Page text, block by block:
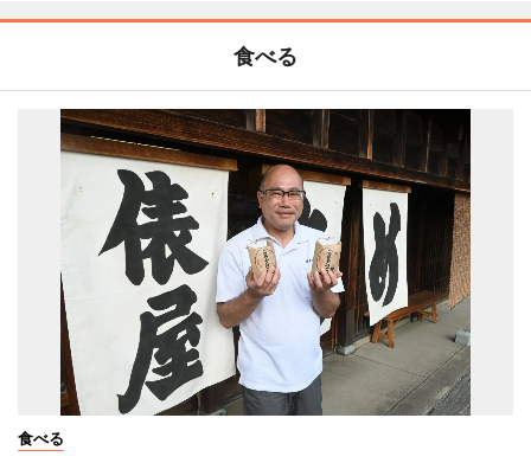
食べる
食べる